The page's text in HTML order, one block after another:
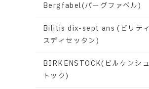
Bergfabel(バーグファベル)
Bilitis dix-sept ans (ビリティ
スディセッタン)
BIRKENSTOCK(ビルケンシュ
トック)